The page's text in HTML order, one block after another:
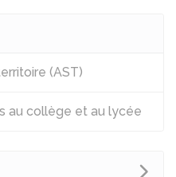
(AST)
au collège et au lycée